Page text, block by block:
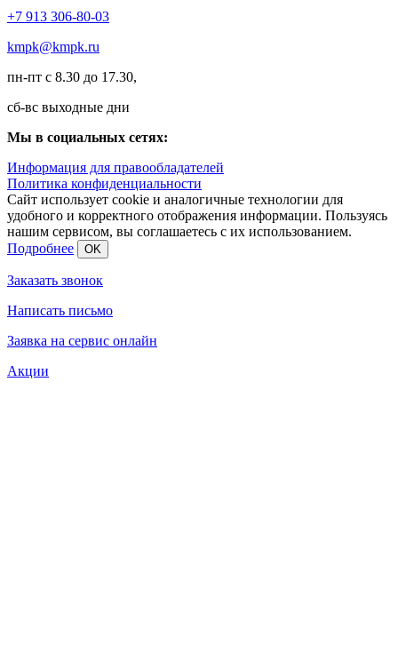
+7 913 306-80-03
kmpk@kmpk.ru
пн-пт с 8.30 до 17.30,
сб-вс выходные дни
Мы в социальных сетях:
Информация для правообладателей
Политика конфиденциальности
Сайт использует cookie и аналогичные технологии для
удобного и корректного отображения информации. Пользуясь
нашим сервисом, вы соглашаетесь с их использованием.
Подробнее
OK
Заказать звонок
Написать письмо
Заявка на сервис онлайн
Акции